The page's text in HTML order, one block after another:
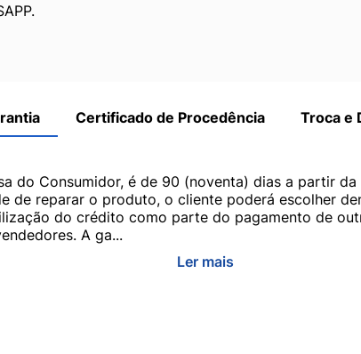
Certificado de Procedência Troca e
do Consumidor, é de 90 (noventa) dias a partir
de reparar o produto, o cliente poderá escolher
do crédito como parte do pagamento de
A ga...
Ler mais